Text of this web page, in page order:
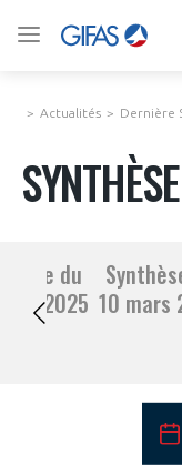
SYNTHÈSE DE
COMMUNIQUÉS
Actualités Dernière
du
07 mars 2025
VOUS ÊTES
Avez-